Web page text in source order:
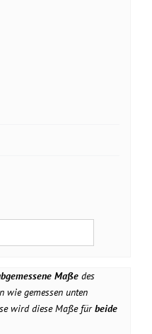
Maße des
wie gemessen unten
wird diese Maße fürbeide